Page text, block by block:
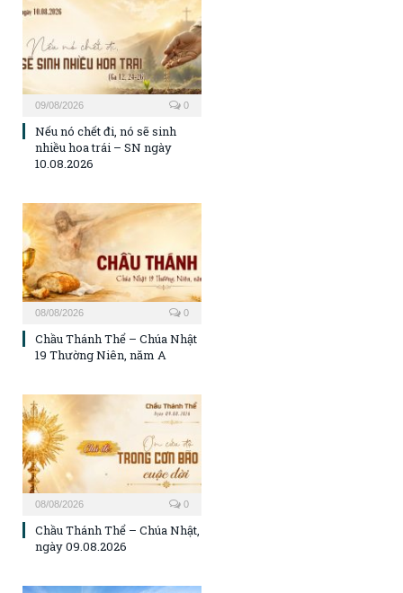
09/08/2026 0
Nếu nó chết đi, nó sẽ sinh
nhiều hoa trái – SN ngày
10.08.2026
08/08/2026 0
Chầu Thánh Thể – Chúa Nhật
19 Thường Niên, năm A
08/08/2026 0
Chầu Thánh Thể – Chúa Nhật,
ngày 09.08.2026